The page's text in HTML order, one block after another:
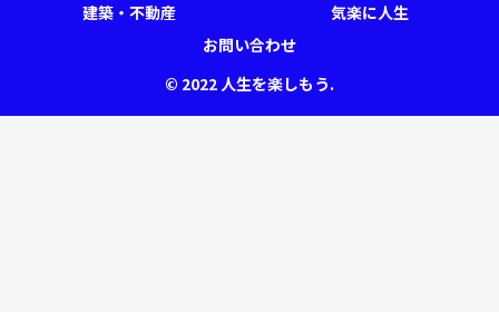
建築・不動産
気楽に人生
お問い合わせ
© 2022 人生を楽しもう.